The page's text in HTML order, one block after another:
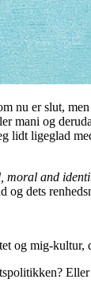
nu er slut,
mani og
ligeglad
and
og dets
og mig-
Eller